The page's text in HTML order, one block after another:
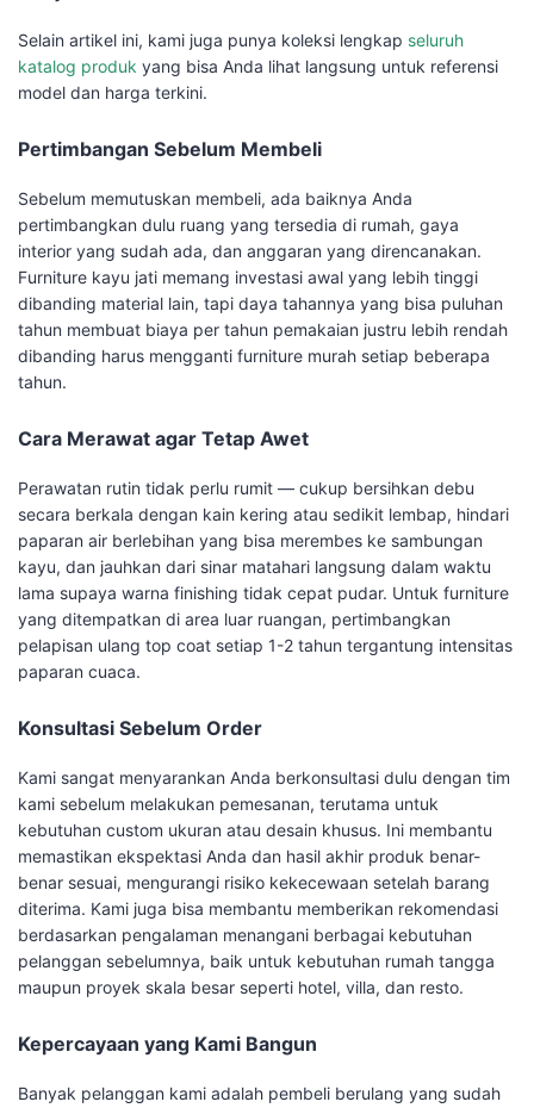
Selain artikel ini, kami juga punya koleksi lengkap seluruh
katalog produk yang bisa Anda lihat langsung untuk referensi
model dan harga terkini.
Pertimbangan Sebelum Membeli
Sebelum memutuskan membeli, ada baiknya Anda
pertimbangkan dulu ruang yang tersedia di rumah, gaya
interior yang sudah ada, dan anggaran yang direncanakan.
Furniture kayu jati memang investasi awal yang lebih tinggi
dibanding material lain, tapi daya tahannya yang bisa puluhan
tahun membuat biaya per tahun pemakaian justru lebih rendah
dibanding harus mengganti furniture murah setiap beberapa
tahun.
Cara Merawat agar Tetap Awet
Perawatan rutin tidak perlu rumit — cukup bersihkan debu
secara berkala dengan kain kering atau sedikit lembap, hindari
paparan air berlebihan yang bisa merembes ke sambungan
kayu, dan jauhkan dari sinar matahari langsung dalam waktu
lama supaya warna finishing tidak cepat pudar. Untuk furniture
yang ditempatkan di area luar ruangan, pertimbangkan
pelapisan ulang top coat setiap 1-2 tahun tergantung intensitas
paparan cuaca.
Konsultasi Sebelum Order
Kami sangat menyarankan Anda berkonsultasi dulu dengan tim
kami sebelum melakukan pemesanan, terutama untuk
kebutuhan custom ukuran atau desain khusus. Ini membantu
memastikan ekspektasi Anda dan hasil akhir produk benar-
benar sesuai, mengurangi risiko kekecewaan setelah barang
diterima. Kami juga bisa membantu memberikan rekomendasi
berdasarkan pengalaman menangani berbagai kebutuhan
pelanggan sebelumnya, baik untuk kebutuhan rumah tangga
maupun proyek skala besar seperti hotel, villa, dan resto.
Kepercayaan yang Kami Bangun
Banyak pelanggan kami adalah pembeli berulang yang sudah